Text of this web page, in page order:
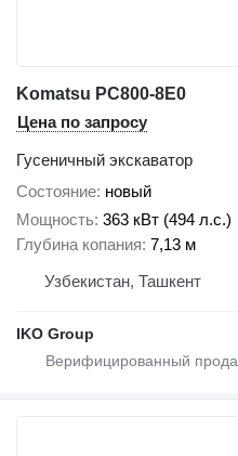
Komatsu PC800-8E0
Цена по запросу
Гусеничный экскаватор
Состояние новый
Мощность 363 кВт (494 л.с.)
Глубина копания 7,13 м
Узбекистан, Ташкент
IKO Group